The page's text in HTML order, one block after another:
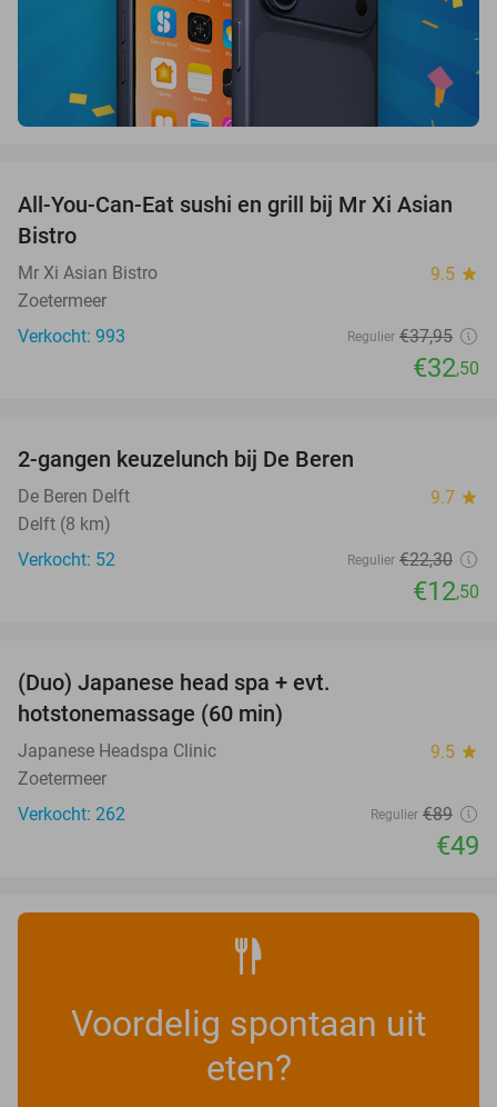
14%
All-You-Can-Eat sushi en grill bij Mr Xi Asian
Bistro
Mr Xi Asian Bistro 9.5 star
Zoetermeer
Verkocht: 993
Regulier €37,95
€32,50
NEW
TODAY
2-gangen keuzelunch bij De Beren
De Beren Delft 9.7 star
Delft (8 km)
Verkocht: 52
Regulier €22,30
€12,50
(Duo) Japanese head spa + evt.
hotstonemassage (60 min)
Japanese Headspa Clinic 9.5 star
Zoetermeer
Verkocht: 262
Regulier €89
€49
Voordelig spontaan uit
eten?